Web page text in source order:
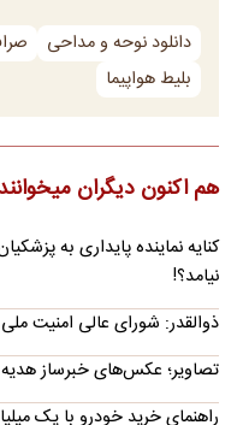
دانلود نوحه و مداحی
بلیط هواپیما
هم اکنون دیگران
کنایه نماینده پایداری به
نیامد؟!
ذوالقدر: شورای عالی امنیت
تصاویر؛ عکس‌های خبرساز
راهنمای خرید خودرو با یک